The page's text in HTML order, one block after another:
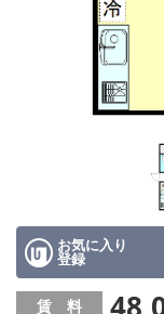
ペット相談OKの
ハウスメーカー施
IT重説について
スタッフ紹介
お気に入り
登録
賃 料